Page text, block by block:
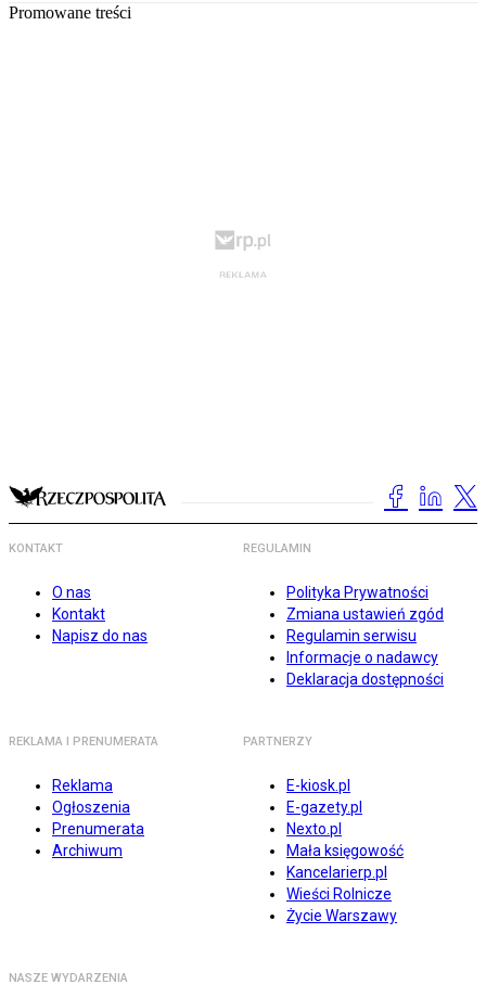
Promowane treści
KONTAKT
O nas
Kontakt
Napisz do nas
REGULAMIN
Polityka Prywatności
Zmiana ustawień zgód
Regulamin serwisu
Informacje o nadawcy
Deklaracja dostępności
REKLAMA I PRENUMERATA
Reklama
Ogłoszenia
Prenumerata
Archiwum
PARTNERZY
E-kiosk.pl
E-gazety.pl
Nexto.pl
Mała księgowość
Kancelarierp.pl
Wieści Rolnicze
Życie Warszawy
NASZE WYDARZENIA